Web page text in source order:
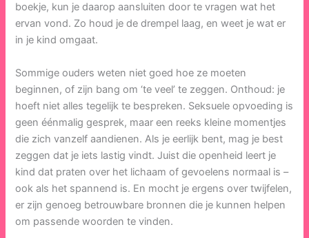
boekje, kun je daarop aansluiten door te vragen wat het
ervan vond. Zo houd je de drempel laag, en weet je wat er
in je kind omgaat.
Sommige ouders weten niet goed hoe ze moeten
beginnen, of zijn bang om ‘te veel’ te zeggen. Onthoud: je
hoeft niet alles tegelijk te bespreken. Seksuele opvoeding is
geen éénmalig gesprek, maar een reeks kleine momentjes
die zich vanzelf aandienen. Als je eerlijk bent, mag je best
zeggen dat je iets lastig vindt. Juist die openheid leert je
kind dat praten over het lichaam of gevoelens normaal is –
ook als het spannend is. En mocht je ergens over twijfelen,
er zijn genoeg betrouwbare bronnen die je kunnen helpen
om passende woorden te vinden.